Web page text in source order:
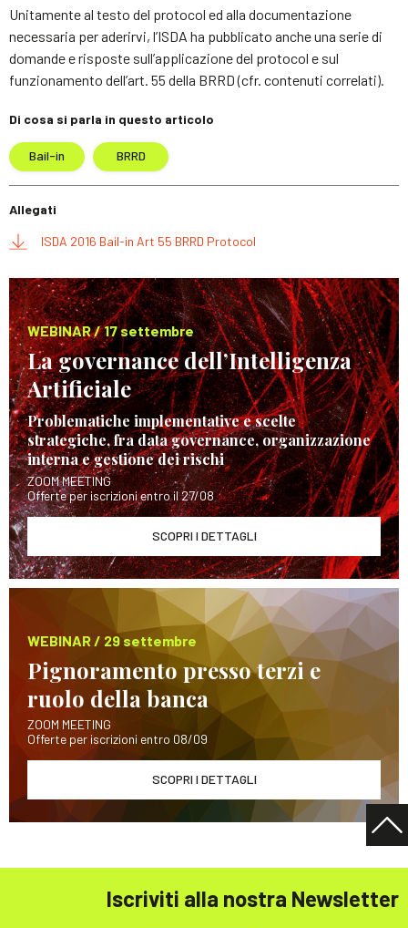
Unitamente al testo del protocol ed alla documentazione
necessaria per aderirvi, l’ISDA ha pubblicato anche una serie di
domande e risposte sull’applicazione del protocol e sul
funzionamento dell’art. 55 della BRRD (cfr. contenuti correlati).
Di cosa si parla in questo articolo
Bail-in BRRD
Allegati
ISDA 2016 Bail-in Art 55 BRRD Protocol
WEBINAR / 17 settembre
La governance dell’Intelligenza
Artificiale
Problematiche implementative e scelte
strategiche, fra data governance, organizzazione
interna e gestione dei rischi
ZOOM MEETING
Offerte per iscrizioni entro il 27/08
SCOPRI I DETTAGLI
WEBINAR / 29 settembre
Pignoramento presso terzi e
ruolo della banca
ZOOM MEETING
Offerte per iscrizioni entro 08/09
SCOPRI I DETTAGLI
Iscriviti alla nostra Newsletter